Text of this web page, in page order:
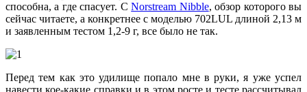
способна, а где спасует. СNorstream Nibble, обзор которого вы
сейчас читаете, а конкретнее с моделью 702LUL длиной 2,13 м
и заявленным тестом 1,2-9 г, все было не так.
Перед тем как это удилище попало мне в руки, я уже успел